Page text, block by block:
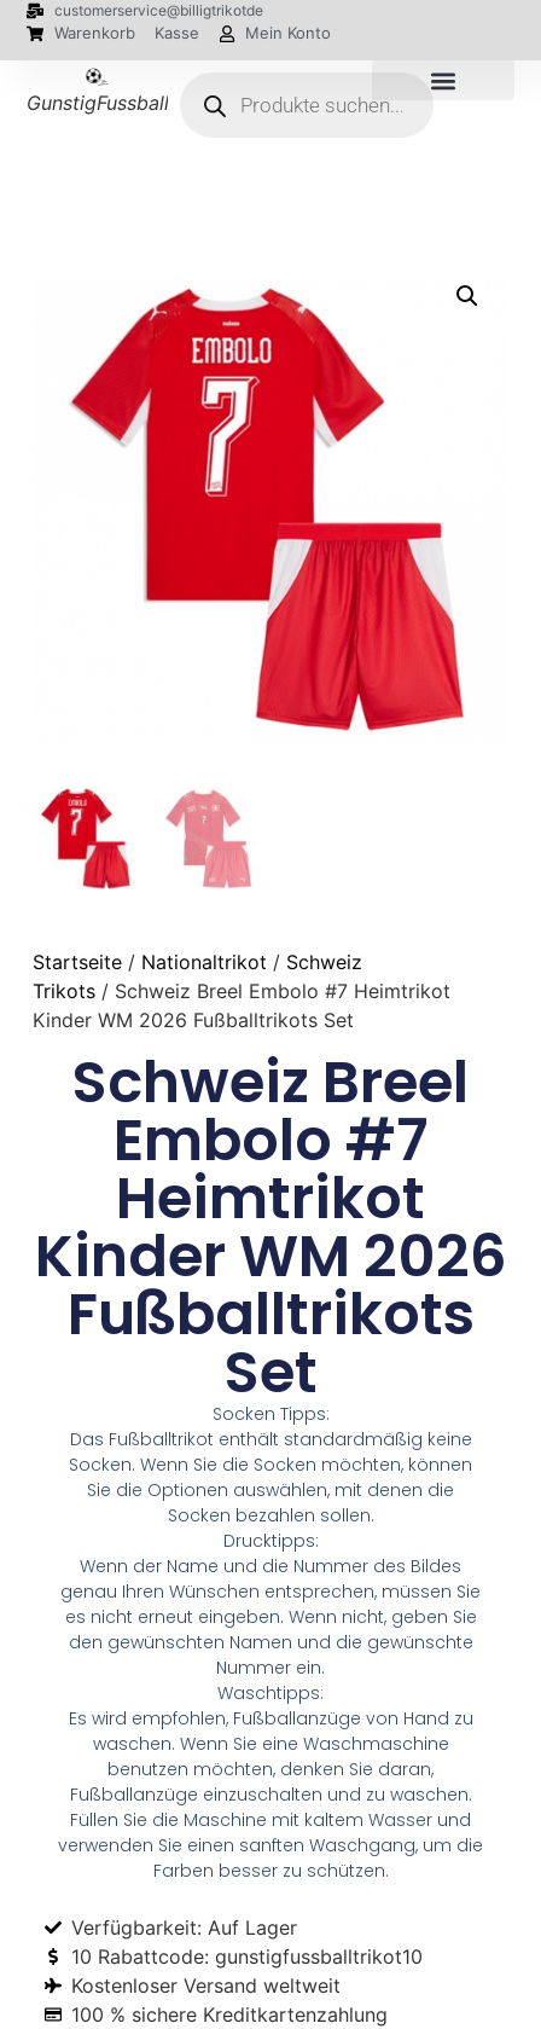
customerservice@billigtrikotde
Warenkorb Kasse Mein Konto
GunstigFussballTrikot
Startseite/ Nationaltrikot / Schweiz
Trikots/ Schweiz Breel Embolo #7 Heimtrikot
Kinder WM 2026 Fußballtrikots Set
Schweiz Breel
Embolo #7
Heimtrikot
Kinder WM 2026
Fußballtrikots
Set
Socken Tipps:
Das Fußballtrikot enthält standardmäßig keine
Socken. Wenn Sie die Socken möchten, können
Sie die Optionen auswählen, mit denen die
Socken bezahlen sollen.
Drucktipps:
Wenn der Name und die Nummer des Bildes
genau Ihren Wünschen entsprechen, müssen Sie
es nicht erneut eingeben. Wenn nicht, geben Sie
den gewünschten Namen und die gewünschte
Nummer ein.
Waschtipps:
Es wird empfohlen, Fußballanzüge von Hand zu
waschen. Wenn Sie eine Waschmaschine
benutzen möchten, denken Sie daran,
Fußballanzüge einzuschalten und zu waschen.
Füllen Sie die Maschine mit kaltem Wasser und
verwenden Sie einen sanften Waschgang, um die
Farben besser zu schützen.
Verfügbarkeit: Auf Lager
10 Rabattcode: gunstigfussballtrikot10
Kostenloser Versand weltweit
100 % sichere Kreditkartenzahlung